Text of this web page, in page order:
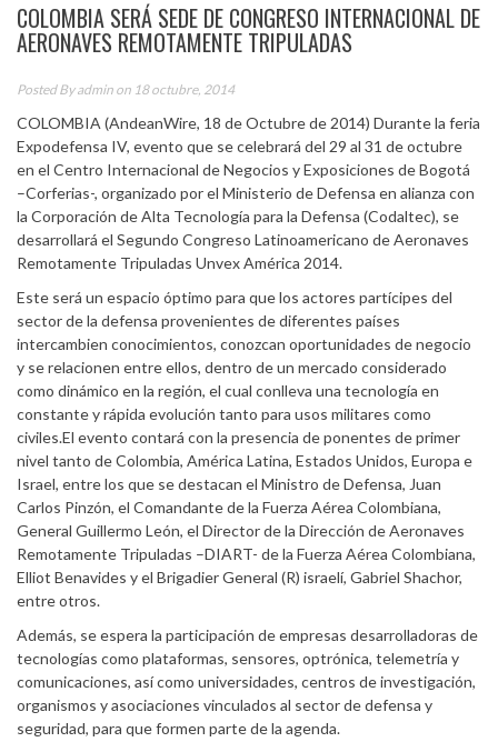
COLOMBIA SERÁ SEDE DE CONGRESO INTERNACIONAL DE
AERONAVES REMOTAMENTE TRIPULADAS
Posted Byadmin on 18 octubre, 2014
COLOMBIA (AndeanWire, 18 de Octubre de 2014) Durante la feria
Expodefensa IV, evento que se celebrará del 29 al 31 de octubre
en el Centro Internacional de Negocios y Exposiciones de Bogotá
–Corferias-, organizado por el Ministerio de Defensa en alianza con
la Corporación de Alta Tecnología para la Defensa (Codaltec), se
desarrollará el Segundo Congreso Latinoamericano de Aeronaves
Remotamente Tripuladas Unvex América 2014.
Este será un espacio óptimo para que los actores partícipes del
sector de la defensa provenientes de diferentes países
intercambien conocimientos, conozcan oportunidades de negocio
y se relacionen entre ellos, dentro de un mercado considerado
como dinámico en la región, el cual conlleva una tecnología en
constante y rápida evolución tanto para usos militares como
civiles.El evento contará con la presencia de ponentes de primer
nivel tanto de Colombia, América Latina, Estados Unidos, Europa e
Israel, entre los que se destacan el Ministro de Defensa, Juan
Carlos Pinzón, el Comandante de la Fuerza Aérea Colombiana,
General Guillermo León, el Director de la Dirección de Aeronaves
Remotamente Tripuladas –DIART- de la Fuerza Aérea Colombiana,
Elliot Benavides y el Brigadier General (R) israelí, Gabriel Shachor,
entre otros.
Además, se espera la participación de empresas desarrolladoras de
tecnologías como plataformas, sensores, optrónica, telemetría y
comunicaciones, así como universidades, centros de investigación,
organismos y asociaciones vinculados al sector de defensa y
seguridad, para que formen parte de la agenda.